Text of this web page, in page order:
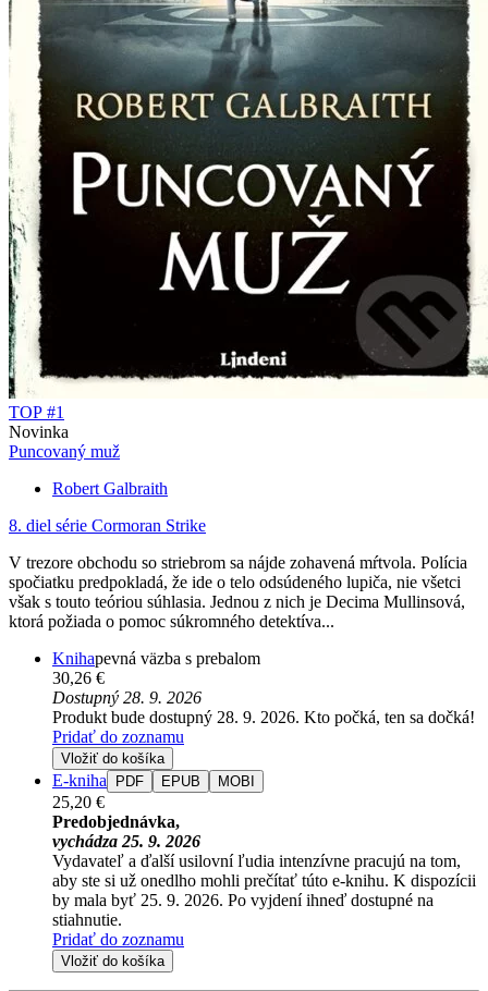
TOP #1
Novinka
Puncovaný muž
Robert Galbraith
8. diel série Cormoran Strike
V trezore obchodu so striebrom sa nájde zohavená mŕtvola. Polícia
spočiatku predpokladá, že ide o telo odsúdeného lupiča, nie všetci
však s touto teóriou súhlasia. Jednou z nich je Decima Mullinsová,
ktorá požiada o pomoc súkromného detektíva...
Knihapevná väzba s prebalom
30,26 €
Dostupný 28. 9. 2026
Produkt bude dostupný 28. 9. 2026. Kto počká, ten sa dočká!
Pridať do zoznamu
Vložiť do košíka
E-kniha PDF EPUB MOBI
25,20 €
Predobjednávka,
vychádza 25. 9. 2026
Vydavateľ a ďalší usilovní ľudia intenzívne pracujú na tom,
aby ste si už onedlho mohli prečítať túto e-knihu. K dispozícii
by mala byť 25. 9. 2026. Po vyjdení ihneď dostupné na
stiahnutie.
Pridať do zoznamu
Vložiť do košíka